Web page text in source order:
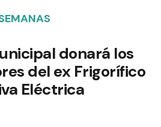
donará los
del ex Frigorífico
Eléctrica